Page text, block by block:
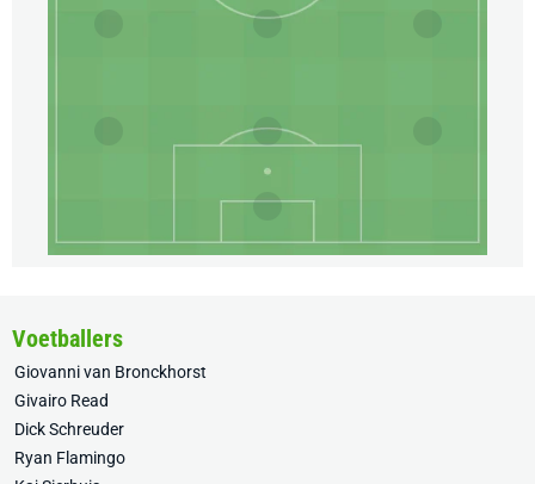
Voetballers
Giovanni van Bronckhorst
Givairo Read
Dick Schreuder
Ryan Flamingo